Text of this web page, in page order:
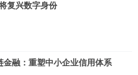
复兴数字身份
金融：重塑中小企业信用体系